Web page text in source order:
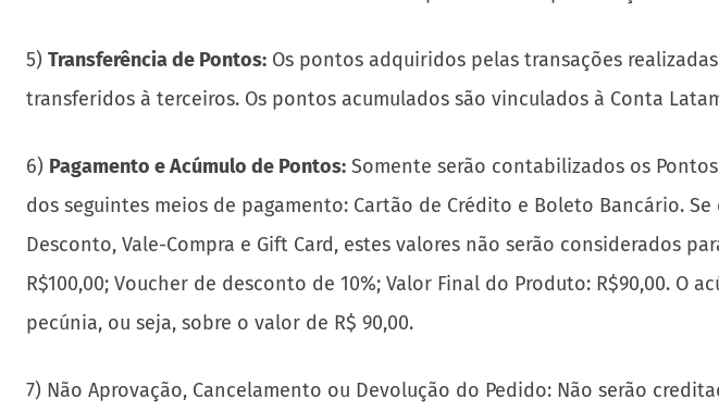
5) Transferência de Pontos: Os pontos adquiridos pelas transações
transferidos à terceiros. Os pontos acumulados são vinculados à Conta
6) Pagamento e Acúmulo de Pontos: Somente serão contabilizados os
dos seguintes meios de pagamento: Cartão de Crédito e Boleto Bancário.
Desconto, Vale-Compra e Gift Card, estes valores não serão considerados
R$100,00; Voucher de desconto de 10%; Valor Final do Produto: R$90,00.
pecúnia, ou seja, sobre o valor de R$ 90,00.
7) Não Aprovação, Cancelamento ou Devolução do Pedido: Não serão